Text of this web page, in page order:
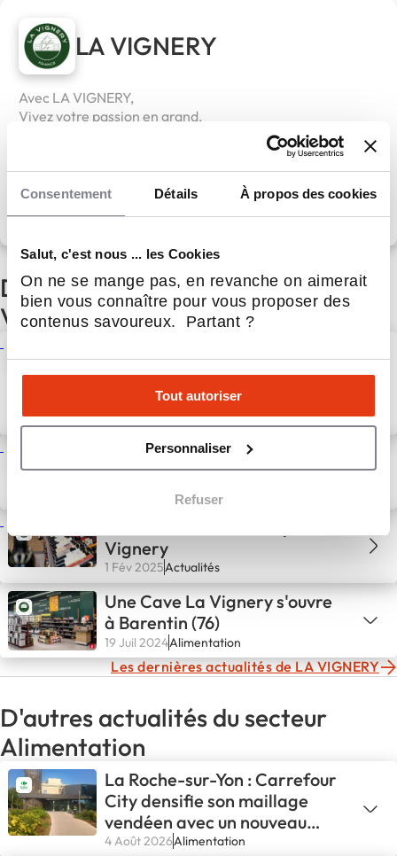
Consentement Détails À propos des cookies
Salut, c'est nous ... les Cookies
On ne se mange pas, en revanche on aimerait
bien vous connaître pour vous proposer des
contenus savoureux. Partant ?
Tout autoriser
Personnaliser
Refuser
LA VIGNERY
Avec LA VIGNERY,
Vivez votre passion en grand.
Découvrir le réseau
D'autres actualités du réseau LA
VIGNERY
Valentin après le départ à la
retraite de Jean-François
23 Fév 2026Actualités
Toutes les nouveautés La
Vignery au mois de mars
Actualités
Vignery
1 Fév 2025Actualités
Une Cave La Vignery s'ouvre
à Barentin (76)
19 Juil 2024Alimentation
Les dernières actualités de LA VIGNERY
D'autres actualités du secteur
Alimentation
La Roche-sur-Yon : Carrefour
City densifie son maillage
vendéen avec un nouveau
binôme de franchisés
4 Août 2026Alimentation